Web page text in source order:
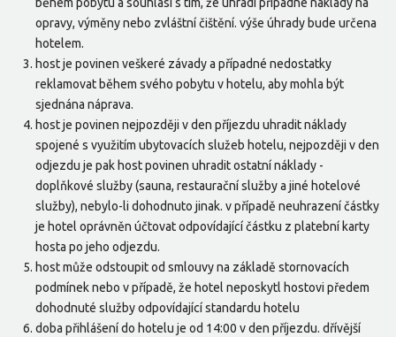
během pobytu a souhlasí s tím, že uhradí případné náklady na
opravy, výměny nebo zvláštní čištění. výše úhrady bude určena
hotelem.
host je povinen veškeré závady a případné nedostatky
reklamovat během svého pobytu v hotelu, aby mohla být
sjednána náprava.
host je povinen nejpozději v den příjezdu uhradit náklady
spojené s využitím ubytovacích služeb hotelu, nejpozději v den
odjezdu je pak host povinen uhradit ostatní náklady -
doplňkové služby (sauna, restaurační služby a jiné hotelové
služby), nebylo-li dohodnuto jinak. v případě neuhrazení částky
je hotel oprávněn účtovat odpovídající částku z platební karty
hosta po jeho odjezdu.
host může odstoupit od smlouvy na základě stornovacích
podmínek nebo v případě, že hotel neposkytl hostovi předem
dohodnuté služby odpovídající standardu hotelu
doba přihlášení do hotelu je od 14:00 v den příjezdu. dřívější